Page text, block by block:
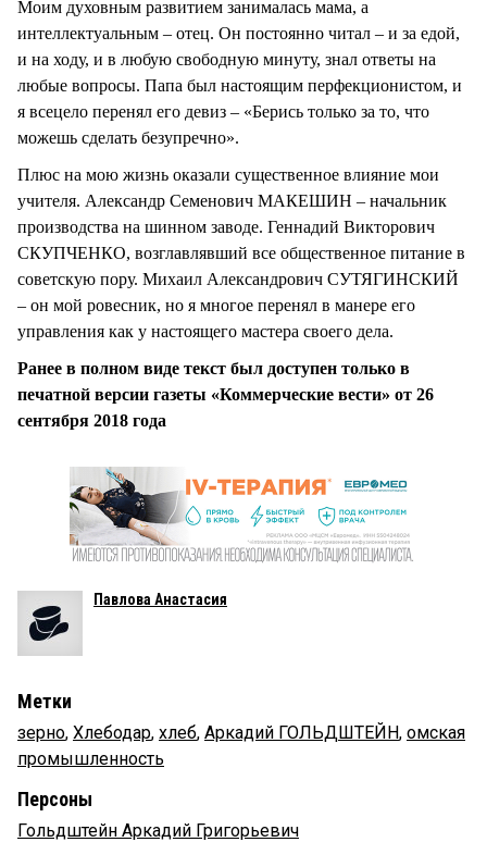
Моим духовным развитием занималась мама, а
интеллектуальным – отец. Он постоянно читал – и за едой,
и на ходу, и в любую свободную минуту, знал ответы на
любые вопросы. Папа был настоящим перфекционистом, и
я всецело перенял его девиз – «Берись только за то, что
можешь сделать безупречно».
Плюс на мою жизнь оказали существенное влияние мои
учителя. Александр Семенович МАКЕШИН – начальник
производства на шинном заводе. Геннадий Викторович
СКУПЧЕНКО, возглавлявший все общественное питание в
советскую пору. Михаил Александрович СУТЯГИНСКИЙ
– он мой ровесник, но я многое перенял в манере его
управления как у настоящего мастера своего дела.
Ранее в полном виде текст был доступен только в
печатной версии газеты «Коммерческие вести» от 26
сентября 2018 года
Павлова Анастасия
Метки
зерно, Хлебодар, хлеб, Аркадий ГОЛЬДШТЕЙН, омская
промышленность
Персоны
Гольдштейн Аркадий Григорьевич